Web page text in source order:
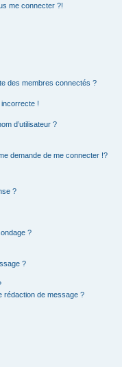
me connecter ?!
des membres connectés ?
incorrecte !
d’utilisateur ?
demande de me connecter !?
?
?
?
rédaction de message ?